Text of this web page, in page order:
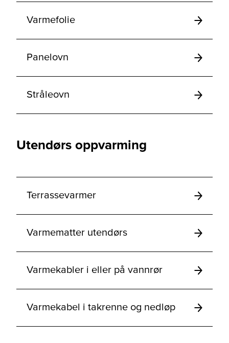
Varmefolie
Panelovn
Stråleovn
Utendørs oppvarming
Terrassevarmer
Varmematter utendørs
Varmekabler i eller på vannrør
Varmekabel i takrenne og nedløp